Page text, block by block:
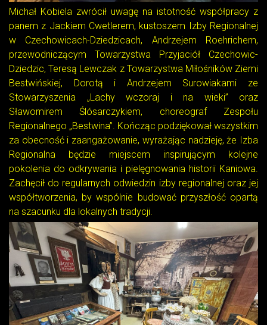
Michał Kobiela zwrócił uwagę na istotność współpracy z
panem z Jackiem Cwetlerem, kustoszem Izby Regionalnej
w Czechowicach-Dziedzicach, Andrzejem Roehrichem,
przewodniczącym Towarzystwa Przyjaciół Czechowic-
Dziedzic, Teresą Lewczak z Towarzystwa Miłośników Ziemi
Bestwińskiej, Dorotą i Andrzejem Surowiakami ze
Stowarzyszenia „Lachy wczoraj i na wieki” oraz
Sławomirem Ślósarczykiem, choreograf Zespołu
Regionalnego „Bestwina”. Kończąc podziękował wszystkim
za obecność i zaangażowanie, wyrażając nadzieję, że Izba
Regionalna będzie miejscem inspirującym kolejne
pokolenia do odkrywania i pielęgnowania historii Kaniowa.
Zachęcił do regularnych odwiedzin izby regionalnej oraz jej
współtworzenia, by wspólnie budować przyszłość opartą
na szacunku dla lokalnych tradycji.